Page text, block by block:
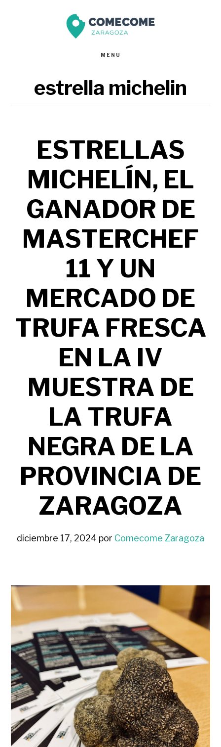
MENU
estrella michelin
ESTRELLAS
MICHELÍN, EL
GANADOR DE
MASTERCHEF
11 Y UN
MERCADO DE
TRUFA FRESCA
EN LA IV
MUESTRA DE
LA TRUFA
NEGRA DE LA
PROVINCIA DE
ZARAGOZA
diciembre 17, 2024 por Comecome Zaragoza